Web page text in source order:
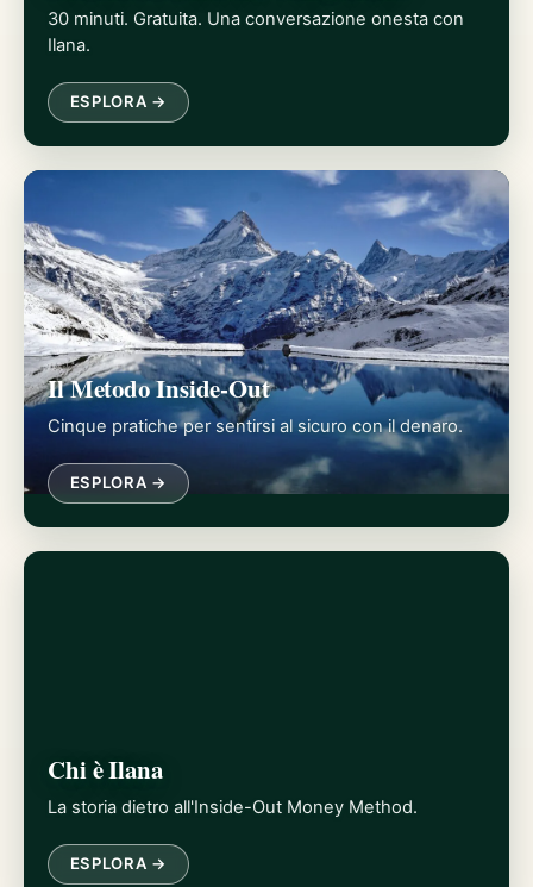
30 minuti. Gratuita. Una conversazione onesta con
Ilana.
ESPLORA →
Il Metodo Inside-Out
Cinque pratiche per sentirsi al sicuro con il denaro.
ESPLORA →
Chi è Ilana
La storia dietro all'Inside-Out Money Method.
ESPLORA →